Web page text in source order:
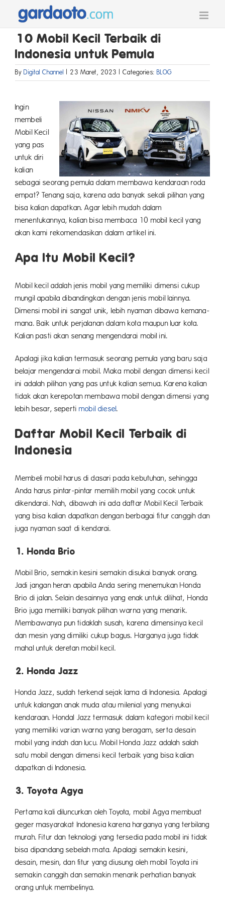
content
10 Mobil Kecil Terbaik di
Indonesia untuk Pemula
By Digital Channel | 23 Maret, 2023 | Categories: BLOG
Ingin
membeli
Mobil Kecil
yang pas
untuk diri
kalian
sebagai seorang pemula dalam membawa kendaraan roda
empat? Tenang saja, karena ada banyak sekali pilihan yang
bisa kalian dapatkan. Agar lebih mudah dalam
menentukannya, kalian bisa membaca 10 mobil kecil yang
akan kami rekomendasikan dalam artikel ini.
Apa Itu Mobil Kecil?
Mobil kecil adalah jenis mobil yang memiliki dimensi cukup
mungil apabila dibandingkan dengan jenis mobil lainnya.
Dimensi mobil ini sangat unik, lebih nyaman dibawa kemana-
mana. Baik untuk perjalanan dalam kota maupun luar kota.
Kalian pasti akan senang mengendarai mobil ini.
Apalagi jika kalian termasuk seorang pemula yang baru saja
belajar mengendarai mobil. Maka mobil dengan dimensi kecil
ini adalah pilihan yang pas untuk kalian semua. Karena kalian
tidak akan kerepotan membawa mobil dengan dimensi yang
lebih besar, sepertimobil diesel.
Daftar Mobil Kecil Terbaik di
Indonesia
Membeli mobil harus di dasari pada kebutuhan, sehingga
Anda harus pintar-pintar memilih mobil yang cocok untuk
dikendarai. Nah, dibawah ini ada daftar Mobil Kecil Terbaik
yang bisa kalian dapatkan dengan berbagai fitur canggih dan
juga nyaman saat di kendarai.
1. Honda Brio
Mobil Brio, semakin kesini semakin disukai banyak orang.
Jadi jangan heran apabila Anda sering menemukan Honda
Brio di jalan. Selain desainnya yang enak untuk dilihat, Honda
Brio juga memiliki banyak pilihan warna yang menarik.
Membawanya pun tidaklah susah, karena dimensinya kecil
dan mesin yang dimiliki cukup bagus. Harganya juga tidak
mahal untuk deretan mobil kecil.
2. Honda Jazz
Honda Jazz, sudah terkenal sejak lama di Indonesia. Apalagi
untuk kalangan anak muda atau milenial yang menyukai
kendaraan. Hondal Jazz termasuk dalam kategori mobil kecil
yang memiliki varian warna yang beragam, serta desain
mobil yang indah dan lucu. Mobil Honda Jazz adalah salah
satu mobil dengan dimensi kecil terbaik yang bisa kalian
dapatkan di Indonesia.
3. Toyota Agya
Pertama kali diluncurkan oleh Toyota, mobil Agya membuat
geger masyarakat Indonesia karena harganya yang terbilang
murah. Fitur dan teknologi yang tersedia pada mobil ini tidak
bisa dipandang sebelah mata. Apalagi semakin kesini,
desain, mesin, dan fitur yang diusung oleh mobil Toyota ini
semakin canggih dan semakin menarik perhatian banyak
orang untuk membelinya.